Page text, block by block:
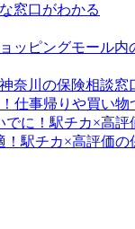
窓口がわかる
ッピングモール
奈川の保険相談窓
仕事帰りや買い
でに！駅チカ×高
！駅チカ×高評価